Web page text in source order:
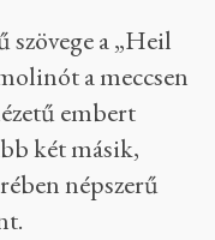
a „Heil
a meccsen
embert
két másik,
népszerű